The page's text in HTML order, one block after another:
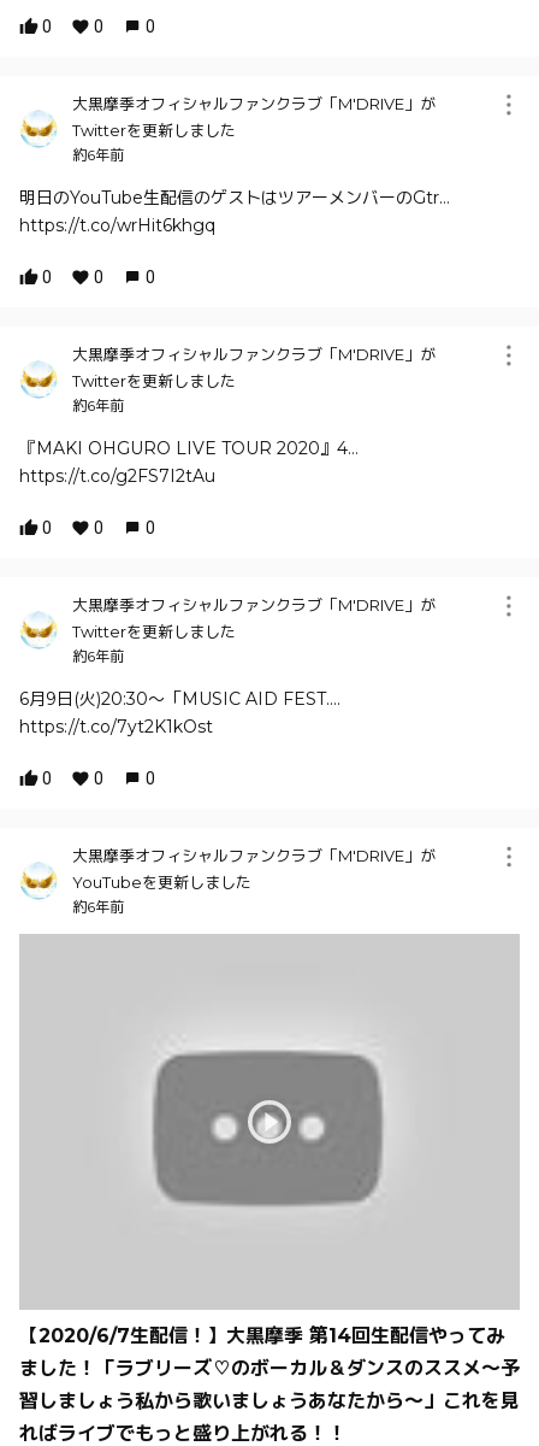
0 0 0
大黒摩季オフィシャルファンクラブ「M'DRIVE」が
Twitterを更新しました
約6年前
明日のYouTube生配信のゲストはツアーメンバーのGtr…
https://t.co/wrHit6khgq
0 0 0
大黒摩季オフィシャルファンクラブ「M'DRIVE」が
Twitterを更新しました
約6年前
『MAKI OHGURO LIVE TOUR 2020』4…
https://t.co/g2FS7I2tAu
0 0 0
大黒摩季オフィシャルファンクラブ「M'DRIVE」が
Twitterを更新しました
約6年前
6月9日(火)20:30～「MUSIC AID FEST.…
https://t.co/7yt2K1kOst
0 0 0
大黒摩季オフィシャルファンクラブ「M'DRIVE」が
YouTubeを更新しました
約6年前
【2020/6/7生配信！】大黒摩季 第14回生配信やってみ
ました！「ラブリーズ♡のボーカル＆ダンスのススメ〜予
習しましょう私から歌いましょうあなたから〜」これを見
ればライブでもっと盛り上がれる！！